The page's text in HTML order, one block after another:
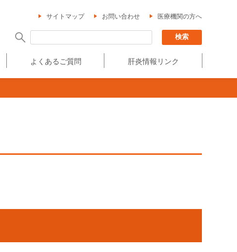
サイトマップ お問い合わせ 医療機関の方へ
よくあるご質問 肝炎情報リンク